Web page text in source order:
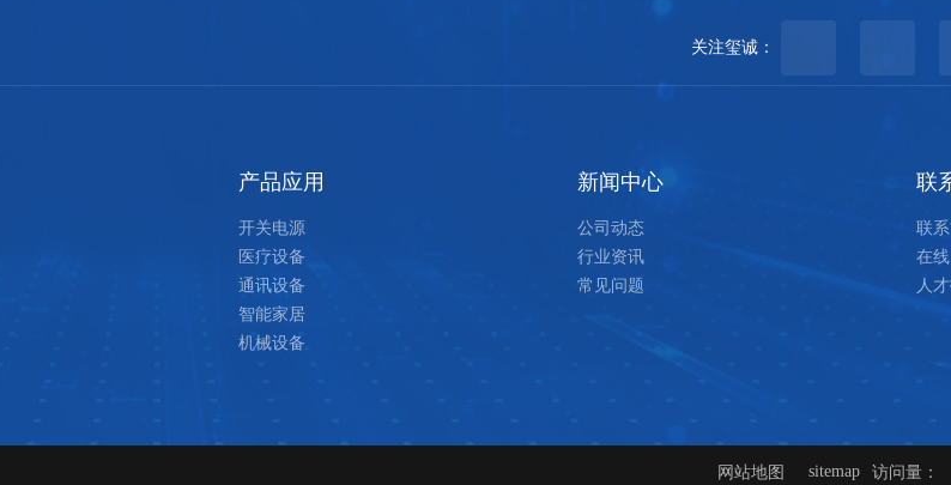
关注玺诚：
产品应用
开关电源
医疗设备
通讯设备
智能家居
机械设备
新闻中心
公司动态
行业资讯
常见问题
联
联
在
人
网站地图 sitemap 访问量：